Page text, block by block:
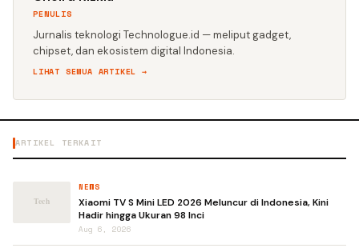
PENULIS
Jurnalis teknologi Technologue.id — meliput gadget,
chipset, dan ekosistem digital Indonesia.
LIHAT SEMUA ARTIKEL →
ARTIKEL TERKAIT
NEWS
Xiaomi TV S Mini LED 2026 Meluncur di Indonesia, Kini
Hadir hingga Ukuran 98 Inci
Aug 6, 2026